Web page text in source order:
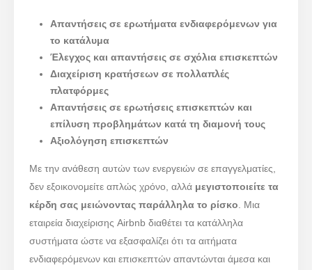
Απαντήσεις σε ερωτήματα ενδιαφερόμενων για
το κατάλυμα
Έλεγχος και απαντήσεις σε σχόλια επισκεπτών
Διαχείριση κρατήσεων σε πολλαπλές
πλατφόρμες
Απαντήσεις σε ερωτήσεις επισκεπτών και
επίλυση προβλημάτων κατά τη διαμονή τους
Αξιολόγηση επισκεπτών
Με την ανάθεση αυτών των ενεργειών σε επαγγελματίες,
δεν εξοικονομείτε απλώς χρόνο, αλλά μεγιστοποιείτε τα
κέρδη σας μειώνοντας παράλληλα το ρίσκο. Μια
εταιρεία διαχείρισης Airbnb διαθέτει τα κατάλληλα
συστήματα ώστε να εξασφαλίζει ότι τα αιτήματα
ενδιαφερόμενων και επισκεπτών απαντώνται άμεσα και